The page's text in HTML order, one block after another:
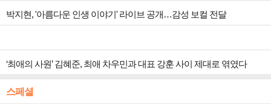
박지현, '아름다운 인생 이야기' 라이브 공개…감성 보컬 전달
‘최애의 사원’ 김혜준, 최애 차우민과 대표 강훈 사이 제대로 엮였다
스페셜